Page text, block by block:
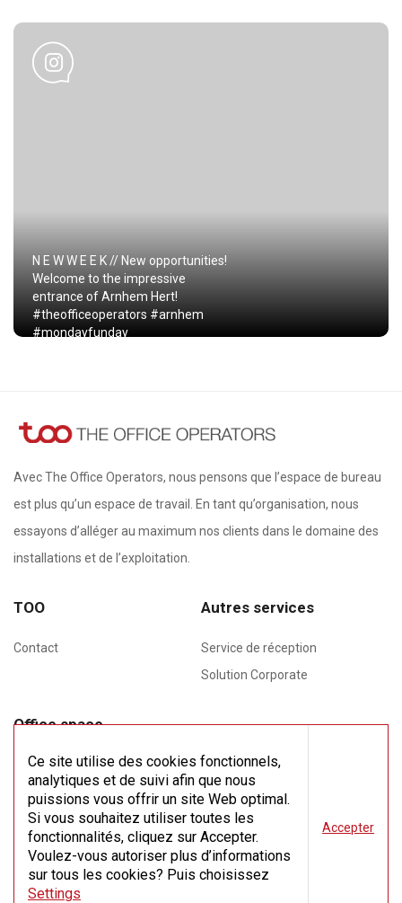
N E W W E E K // New opportunities!
Welcome to the impressive
entrance of Arnhem Hert!
#theofficeoperators #arnhem
#mondayfunday
Avec The Office Operators, nous pensons que l’espace de bureau
est plus qu’un espace de travail. En tant qu’organisation, nous
essayons d’alléger au maximum nos clients dans le domaine des
installations et de l’exploitation.
TOO
Contact
Autres services
Service de réception
Solution Corporate
Office space
Meeting rooms
Flex space
Virtual office
Ce site utilise des cookies fonctionnels,
analytiques et de suivi afin que nous
puissions vous offrir un site Web optimal.
Si vous souhaitez utiliser toutes les
fonctionnalités, cliquez sur Accepter.
Voulez-vous autoriser plus d’informations
sur tous les cookies? Puis choisissez
Settings
Accepter